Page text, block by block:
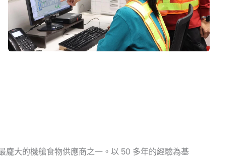
龐大的機艙食物供應商之一。以 50 多年的經驗為基